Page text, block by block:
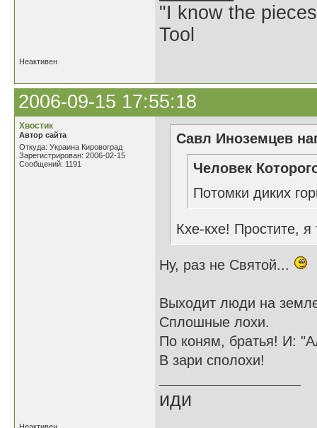
"I know the
Tool
Неактивен
2006-09-15 17:55:18
Хвостик
Автор сайта
Откуда: Украина Кировоград
Зарегистрирован: 2006-02-15
Сообщений: 1191
Савл Иноземцев
Человек
Потомки диких
Кхе-кхе! Простите,
Ну, раз не Святой...
Выходит люди на
Сплошные лохи.
По коням, братья! И:
В зари сполохи!
иди